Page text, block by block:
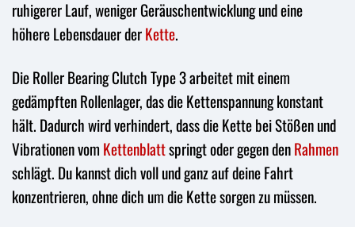
ruhigerer Lauf, weniger Geräuschentwicklung und eine
höhere Lebensdauer derKette.
Die Roller Bearing Clutch Type 3 arbeitet mit einem
gedämpften Rollenlager, das die Kettenspannung konstant
hält. Dadurch wird verhindert, dass die Kette bei Stößen und
Vibrationen vom Kettenblattspringt oder gegen denRahmen
schlägt. Du kannst dich voll und ganz auf deine Fahrt
konzentrieren, ohne dich um die Kette sorgen zu müssen.